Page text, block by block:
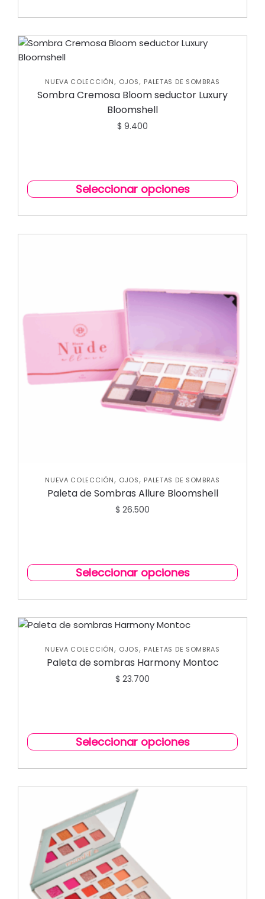
NUEVA COLECCIÓN, OJOS, PALETAS DE SOMBRAS
Sombra Cremosa Bloom seductor Luxury
Bloomshell
$ 9.400
Seleccionar opciones
NUEVA COLECCIÓN, OJOS, PALETAS DE SOMBRAS
Paleta de Sombras Allure Bloomshell
$ 26.500
Seleccionar opciones
NUEVA COLECCIÓN, OJOS, PALETAS DE SOMBRAS
Paleta de sombras Harmony Montoc
$ 23.700
Seleccionar opciones